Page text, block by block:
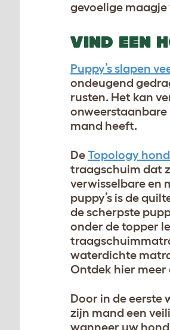
gevoelige
VIND EEN
Puppy’s slapen
ondeugend
rusten. Het kan
onweerstaanbare
mand heeft.
DeTopology
traagschuim dat
verwisselbare en
puppy’s is de
de scherpste
onder de topper
waterdichte
Ontdek hier meer
Door in de eerste
zijn mand een
wanneer uw